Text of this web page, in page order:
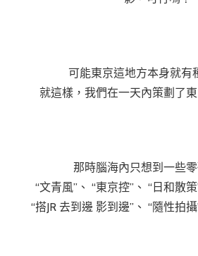
可能東京這地方本身就有
就這樣，我們在一天內策劃了
那時腦海內只想到一些零
“文青風”、 “東京控”、 “日和散策
“搭JR 去到邊 影到邊”、 “隨性拍